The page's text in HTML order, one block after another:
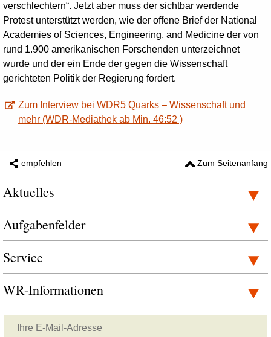
verschlechtern“. Jetzt aber muss der sichtbar werdende
Protest unterstützt werden, wie der offene Brief der National
Academies of Sciences, Engineering, and Medicine der von
rund 1.900 amerikanischen Forschenden unterzeichnet
wurde und der ein Ende der gegen die Wissenschaft
gerichteten Politik der Regierung fordert.
Zum Interview bei WDR5 Quarks – Wissenschaft und
mehr (WDR-Mediathek ab Min. 46:52 )
empfehlen Zum Seitenanfang
Aktuelles
Aufgabenfelder
Service
WR-Informationen